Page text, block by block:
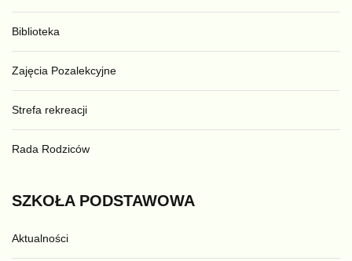
Biblioteka
Zajęcia Pozalekcyjne
Strefa rekreacji
Rada Rodziców
SZKOŁA PODSTAWOWA
Aktualności